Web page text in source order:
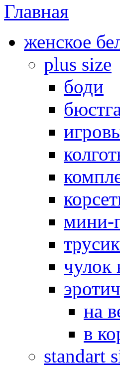
Главная
женское
plus size
боди
мини-
чулок
на
в
standart